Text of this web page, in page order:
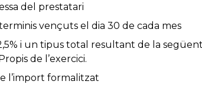
del prestatari
vençuts el dia 30 de cada mes
i un tipus total resultant de la següent
de l’exercici.
l’import formalitzat